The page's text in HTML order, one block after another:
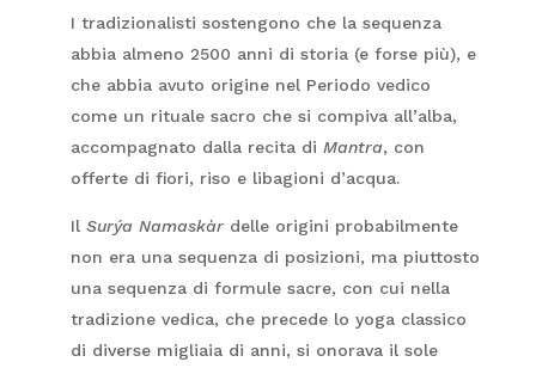
I tradizionalisti sostengono che la sequenza
abbia almeno 2500 anni di storia (e forse più), e
che abbia avuto origine nel Periodo vedico
come un rituale sacro che si compiva all’alba,
accompagnato dalla recita di Mantra, con
offerte di fiori, riso e libagioni d’acqua.
Il Surýa Namaskàrdelle origini probabilmente
non era una sequenza di posizioni, ma piuttosto
una sequenza di formule sacre, con cui nella
tradizione vedica, che precede lo yoga classico
di diverse migliaia di anni, si onorava il sole